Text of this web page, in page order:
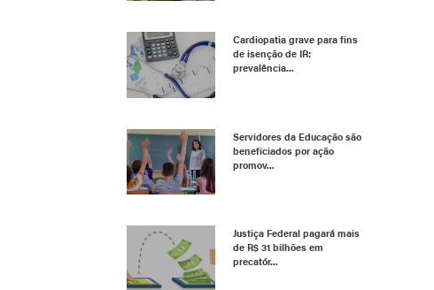
Cardiopatia grave para fins
de isenção de IR:
prevalência...
Servidores da Educação são
beneficiados por ação
promov...
Justiça Federal pagará mais
de R$ 31 bilhões em
precatór...